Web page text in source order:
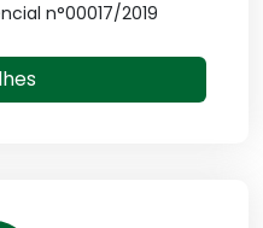
n°00017/2019